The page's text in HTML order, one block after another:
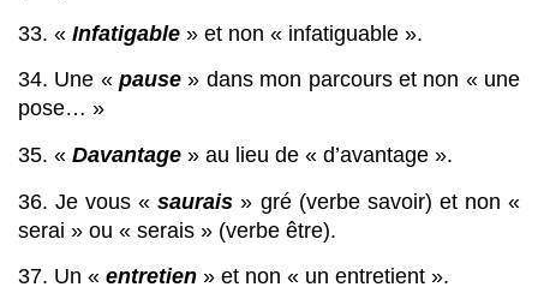
33. « Infatigable » et non « infatiguable ».
34. Une « pause » dans mon parcours et non « une
pose… »
35. « Davantage » au lieu de « d’avantage ».
36. Je vous « saurais » gré (verbe savoir) et non «
serai » ou « serais » (verbe être).
37. Un « entretien » et non « un entretient ».